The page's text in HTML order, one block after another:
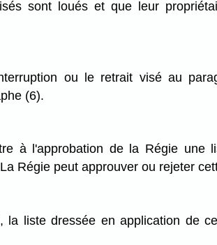
sont loués et que leur
ou le retrait visé au
(6).
à l'approbation de la Régie une
Régie peut approuver ou rejeter
liste dressée en application de